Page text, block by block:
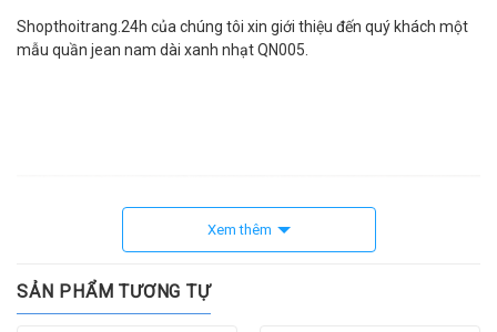
Shopthoitrang.24h của chúng tôi xin giới thiệu đến quý khách một
mẫu quần jean nam dài xanh nhạt QN005.
Xem thêm
SẢN PHẨM TƯƠNG TỰ